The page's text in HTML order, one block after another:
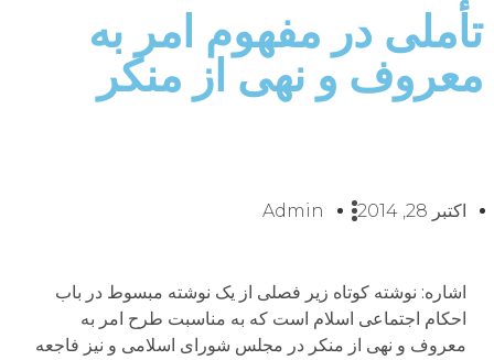
تأملی در مفهوم امر به
معروف و نهی از منکر
اکتبر 28, 2014 Admin
اشاره: نوشته کوتاه زیر فصلی از یک نوشته مبسوط در باب
احکام اجتماعی اسلام است که به مناسبت طرح امر به
معروف و نهی از منکر در مجلس شورای اسلامی و نیز فاجعه